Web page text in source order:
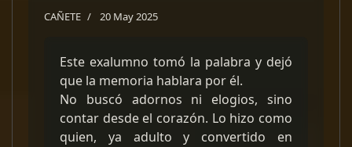
CAÑETE 20 May 2025
Este exalumno tomó la palabra y dejó
que la memoria hablara por él.
No buscó adornos ni elogios, sino
contar desde el corazón. Lo hizo como
quien, ya adulto y convertido en